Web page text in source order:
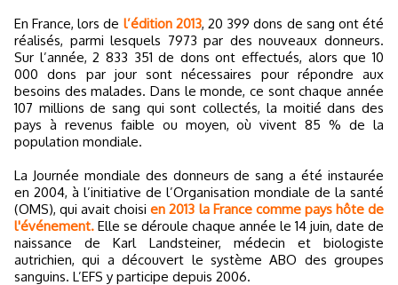
En France, lors de l’édition 2013, 20 399 dons de sang ont été
réalisés, parmi lesquels 7973 par des nouveaux donneurs.
Sur l’année, 2 833 351 de dons ont effectués, alors que 10
000 dons par jour sont nécessaires pour répondre aux
besoins des malades. Dans le monde, ce sont chaque année
107 millions de sang qui sont collectés, la moitié dans des
pays à revenus faible ou moyen, où vivent 85 % de la
population mondiale.
La Journée mondiale des donneurs de sang a été instaurée
en 2004, à l’initiative de l’Organisation mondiale de la santé
(OMS), qui avait choisien 2013 la France comme pays hôte de
l'événement. Elle se déroule chaque année le 14 juin, date de
naissance de Karl Landsteiner, médecin et biologiste
autrichien, qui a découvert le système ABO des groupes
sanguins. L’EFS y participe depuis 2006.